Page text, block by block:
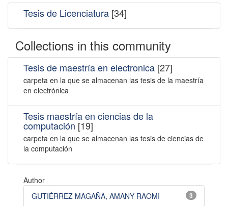
Tesis de Licenciatura [34]
Collections in this community
Tesis de maestría en electronica [27]
carpeta en la que se almacenan las tesis de la maestría
en electrónica
Tesis maestría en ciencias de la
computación [19]
carpeta en la que se almacenan las tesis de ciencias de
la computación
Author
3
GUTIÉRREZ MAGAÑA, AMANY RAOMI